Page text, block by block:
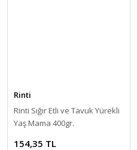
Rinti
Rinti Sığır Etli ve Tavuk Yürekli
Yaş Mama 400gr.
154,35 TL